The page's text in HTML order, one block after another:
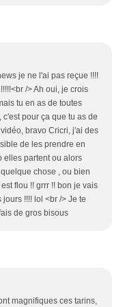
je ne l'ai pas reçue !!!!
/> Ah oui, je crois
tu en as de toutes
c'est pour ça que tu as de
bravo Cricri, j'ai des
de les prendre en
elles partent ou alors
chose , ou bien
flou !! grrr !! bon je vais
!!!! lol <br /> Je te
de gros bisous
magnifiques ces tarins,